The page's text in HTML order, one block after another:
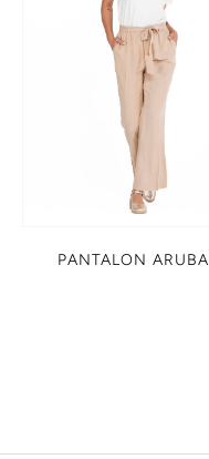
PANTALON ARUBA